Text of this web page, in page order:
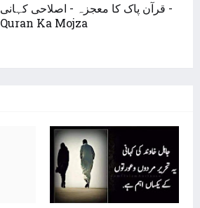
قرآن پاک کا معجزہ - اصلاحی کہانی -
Quran Ka Mojza